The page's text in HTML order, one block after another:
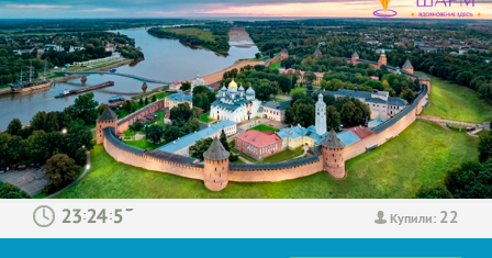
Купили: 22
: :